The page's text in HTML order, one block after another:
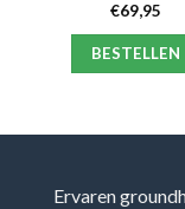
€69,95
BESTELLEN
Ervaren